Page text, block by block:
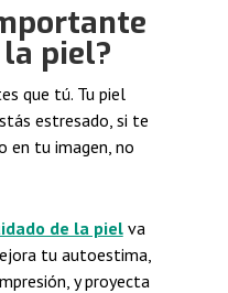
piel?
que tú. Tu piel
estresado, si te
en tu imagen, no
de la pielva
tu autoestima,
y proyecta